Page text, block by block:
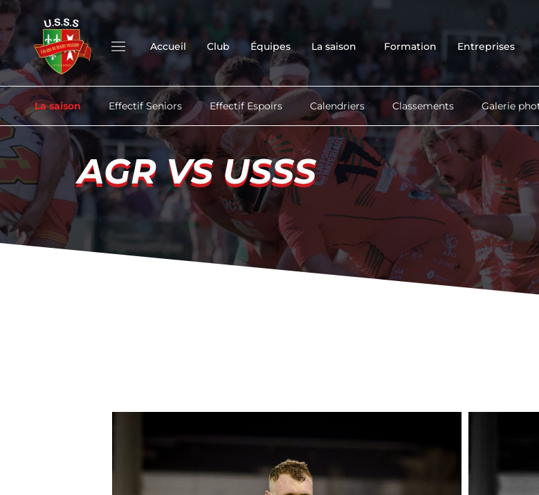
Accueil Club Équipes La saison Formation Entreprises
La saison Effectif Seniors Effectif Espoirs Calendriers Classements Galerie
AGR VS USSS
AGR VS USSS
Accueil
La saison
Formation
Entreprises
Contact
Boutique